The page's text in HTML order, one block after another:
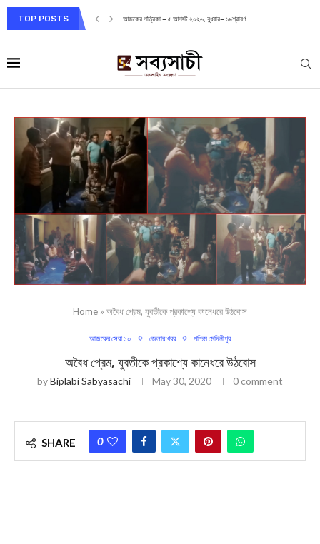
TOP POSTS আজকের পত্রিকা – ৫ আগস্ট ২০২৬, বুধবার– ১৯শ্রাবণ...
Home » অবৈধ প্রেম, যুবতীকে প্রকাশ্যে কানেধরে উঠবোস
আজকের সেরা ১০ জেলার খবর পশ্চিম মেদিনীপুর
অবৈধ প্রেম, যুবতীকে প্রকাশ্যে কানেধরে উঠবোস
byBiplabi Sabyasachi May 30, 2020 0 comment
SHARE 0